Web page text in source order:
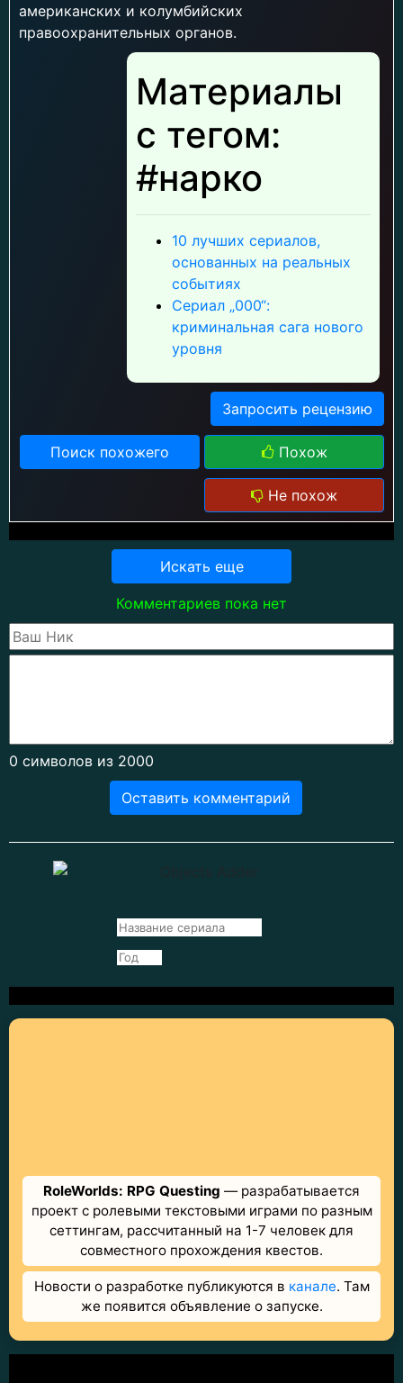
американских и колумбийских
правоохранительных органов.
Материалы
с тегом:
#нарко
10 лучших сериалов,
основанных на реальных
событиях
Сериал „000“:
криминальная сага нового
уровня
Запросить рецензию
Поиск похожего Похож
Не похож
Искать еще
Комментариев пока нет
0 символов из 2000
Оставить комментарий
RoleWorlds: RPG Questing — разрабатывается
проект с ролевыми текстовыми играми по разным
сеттингам, рассчитанный на 1-7 человек для
совместного прохождения квестов.
Новости о разработке публикуются в канале. Там
же появится объявление о запуске.